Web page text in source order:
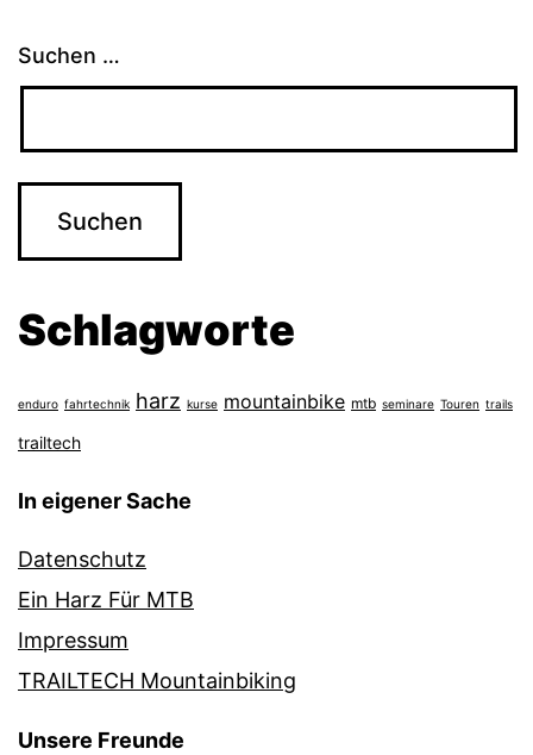
Suchen …
Schlagworte
enduro fahrtechnik harz kurse mountainbike mtb seminare Touren trails
trailtech
In eigener Sache
Datenschutz
Ein Harz Für MTB
Impressum
TRAILTECH Mountainbiking
Unsere Freunde